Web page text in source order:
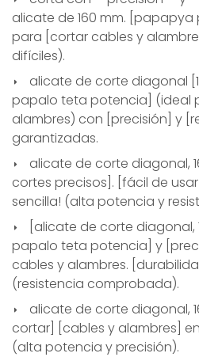
alicate de 160 mm.
para [cortar cables y
difíciles).
alicate de corte diagonal
papalo teta potencia] (ideal
alambres) con [precisión] y
garantizadas.
alicate de corte diagonal,
cortes precisos]. [fácil de
sencilla! (alta potencia y
[alicate de corte
papalo teta potencia] y
cables y alambres.
(resistencia comprobada).
alicate de corte diagonal,
cortar] [cables y alambres]
(alta potencia y precisión).